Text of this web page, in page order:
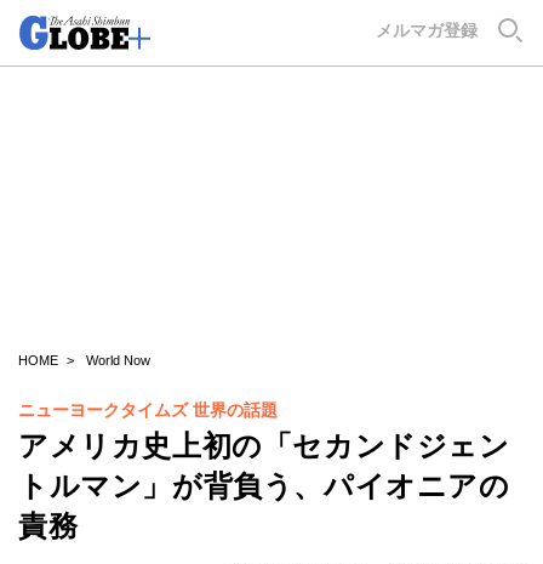
メルマガ登録
HOME World Now
ニューヨークタイムズ 世界の話題
アメリカ史上初の「セカンドジェン
トルマン」が背負う、パイオニアの
責務